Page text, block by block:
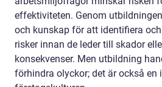
effektiviteten. Genom
och kunskap för att identifiera
risker innan de leder till skador
konsekvenser. Men utbildning
förhindra olyckor; det är också en